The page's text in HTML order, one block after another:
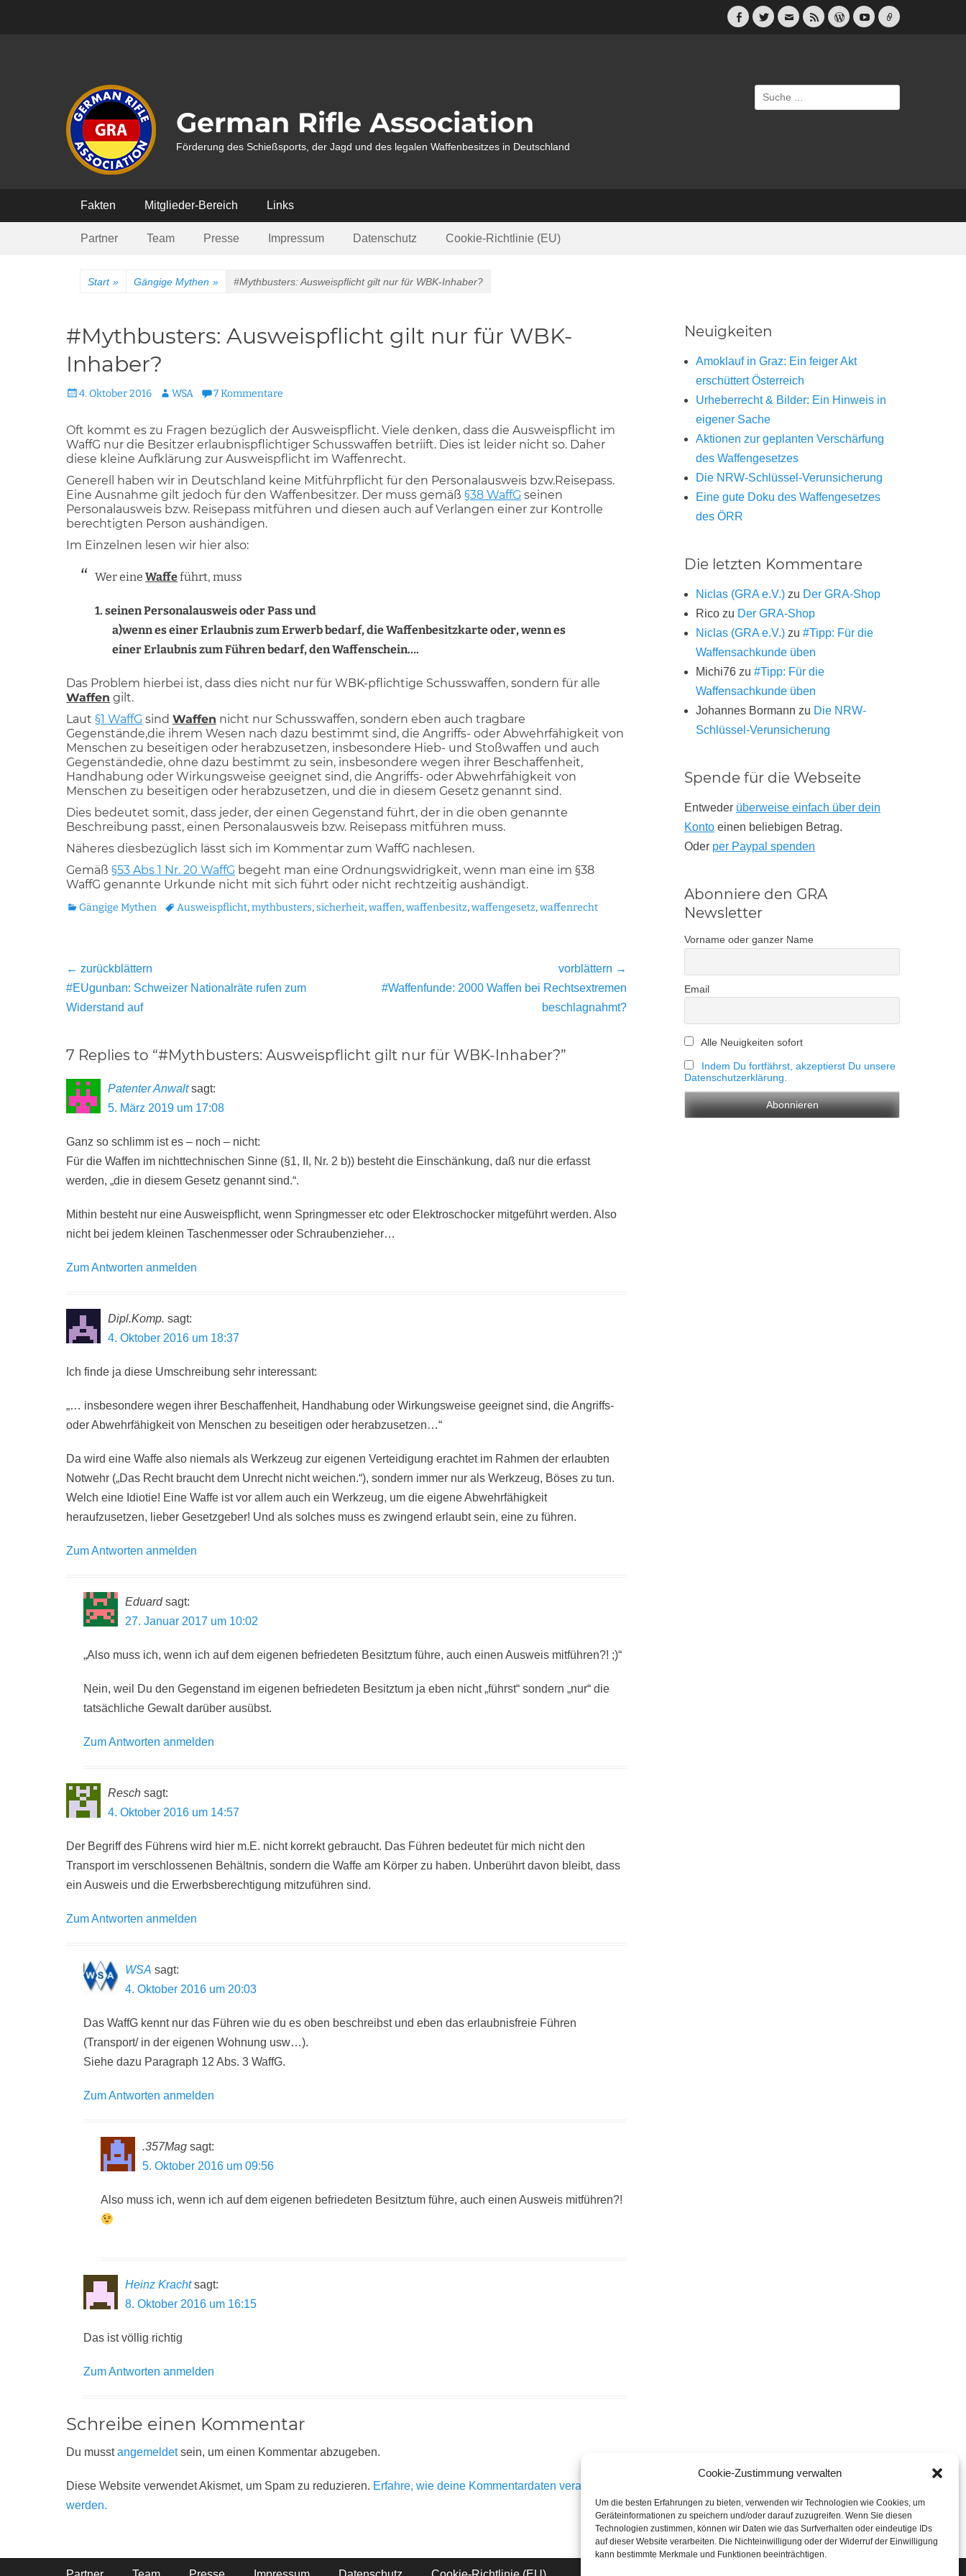
Cookie-Zustimmung verwalten
Um die besten Erfahrungen zu bieten, verwenden wir Technologien wie Cookies, um
Geräteinformationen zu speichern und/oder darauf zuzugreifen. Wenn Sie diesen
Technologien zustimmen, können wir Daten wie das Surfverhalten oder eindeutige IDs
auf dieser Website verarbeiten. Die Nichteinwilligung oder der Widerruf der Einwilligung
kann bestimmte Merkmale und Funktionen beeinträchtigen.
Facebook
Twitter
E-
Feed WordPress
YouTube
Link
German Rifle Association
Förderung des Schießsports, der Jagd und des legalen Waffenbesitzes in Deutschland
Suche
nach:
Hauptmenü
Fakten Mitglieder-Bereich Links
Submenü
Partner Team Presse Impressum Datenschutz Cookie-Richtlinie (EU)
Start » Gängige Mythen » #Mythbusters: Ausweispflicht gilt nur für WBK-Inhaber?
#Mythbusters: Ausweispflicht gilt nur für WBK-
Inhaber?
Veröffentlicht
4. Oktober 2016 Autor
WSA 7 Kommentare
Oft kommt es zu Fragen bezüglich der Ausweispflicht. Viele denken, dass die Ausweispflicht im
WaffG nur die Besitzer erlaubnispflichtiger Schusswaffen betriift. Dies ist leider nicht so. Daher
diese kleine Aufklärung zur Ausweispflicht im Waffenrecht.
Generell haben wir in Deutschland keine Mitführpflicht für den Personalausweis bzw.Reisepass.
Eine Ausnahme gilt jedoch für den Waffenbesitzer. Der muss gemäß §38 WaffG seinen
Personalausweis bzw. Reisepass mitführen und diesen auch auf Verlangen einer zur Kontrolle
berechtigten Person aushändigen.
Im Einzelnen lesen wir hier also:
Wer eine Waffeführt, muss
1. seinen Personalausweis oder Pass und
a)wenn es einer Erlaubnis zum Erwerb bedarf, die Waffenbesitzkarte oder, wenn es
einer Erlaubnis zum Führen bedarf, den Waffenschein….
Das Problem hierbei ist, dass dies nicht nur für WBK-pflichtige Schusswaffen, sondern für alle
Waffen gilt.
Laut §1 WaffG sind Waffen nicht nur Schusswaffen, sondern eben auch tragbare
Gegenstände,die ihrem Wesen nach dazu bestimmt sind, die Angriffs- oder Abwehrfähigkeit von
Menschen zu beseitigen oder herabzusetzen, insbesondere Hieb- und Stoßwaffen und auch
Gegenständedie, ohne dazu bestimmt zu sein, insbesondere wegen ihrer Beschaffenheit,
Handhabung oder Wirkungsweise geeignet sind, die Angriffs- oder Abwehrfähigkeit von
Menschen zu beseitigen oder herabzusetzen, und die in diesem Gesetz genannt sind.
Dies bedeutet somit, dass jeder, der einen Gegenstand führt, der in die oben genannte
Beschreibung passt, einen Personalausweis bzw. Reisepass mitführen muss.
Näheres diesbezüglich lässt sich im Kommentar zum WaffG nachlesen.
Gemäß §53 Abs 1 Nr. 20 WaffG begeht man eine Ordnungswidrigkeit, wenn man eine im §38
WaffG genannte Urkunde nicht mit sich führt oder nicht rechtzeitig aushändigt.
Kategorien
Gängige Mythen TagsAusweispflicht,mythbusters,sicherheit,waffen,waffenbesitz,waffengesetz,waffenrecht
Beitragsnavigation
← zurückblättern
Vorheriger
Beitrag:
#EUgunban: Schweizer Nationalräte rufen zum
Widerstand auf
vorblättern →
Nächster#Waffenfunde: 2000 Waffen bei Rechtsextremen
beschlagnahmt?
7 Replies to “#Mythbusters: Ausweispflicht gilt nur für WBK-Inhaber?”
Patenter Anwalt sagt:
5. März 2019 um 17:08
Ganz so schlimm ist es – noch – nicht:
Für die Waffen im nichttechnischen Sinne (§1, II, Nr. 2 b)) besteht die Einschänkung, daß nur die erfasst
werden, „die in diesem Gesetz genannt sind.“.
Mithin besteht nur eine Ausweispflicht, wenn Springmesser etc oder Elektroschocker mitgeführt werden. Also
nicht bei jedem kleinen Taschenmesser oder Schraubenzieher…
Zum Antworten anmelden
Dipl.Komp. sagt:
4. Oktober 2016 um 18:37
Ich finde ja diese Umschreibung sehr interessant:
„… insbesondere wegen ihrer Beschaffenheit, Handhabung oder Wirkungsweise geeignet sind, die Angriffs-
oder Abwehrfähigkeit von Menschen zu beseitigen oder herabzusetzen…“
Da wird eine Waffe also niemals als Werkzeug zur eigenen Verteidigung erachtet im Rahmen der erlaubten
Notwehr („Das Recht braucht dem Unrecht nicht weichen.“), sondern immer nur als Werkzeug, Böses zu tun.
Welch eine Idiotie! Eine Waffe ist vor allem auch ein Werkzeug, um die eigene Abwehrfähigkeit
heraufzusetzen, lieber Gesetzgeber! Und als solches muss es zwingend erlaubt sein, eine zu führen.
Zum Antworten anmelden
Eduard sagt:
27. Januar 2017 um 10:02
„Also muss ich, wenn ich auf dem eigenen befriedeten Besitztum führe, auch einen Ausweis mitführen?! ;)“
Nein, weil Du den Gegenstand im eigenen befriedeten Besitztum ja eben nicht „führst“ sondern „nur“ die
tatsächliche Gewalt darüber ausübst.
Zum Antworten anmelden
Resch sagt:
4. Oktober 2016 um 14:57
Der Begriff des Führens wird hier m.E. nicht korrekt gebraucht. Das Führen bedeutet für mich nicht den
Transport im verschlossenen Behältnis, sondern die Waffe am Körper zu haben. Unberührt davon bleibt, dass
ein Ausweis und die Erwerbsberechtigung mitzuführen sind.
Zum Antworten anmelden
WSA sagt:
4. Oktober 2016 um 20:03
Das WaffG kennt nur das Führen wie du es oben beschreibst und eben das erlaubnisfreie Führen
(Transport/ in der eigenen Wohnung usw…).
Siehe dazu Paragraph 12 Abs. 3 WaffG.
Zum Antworten anmelden
.357Mag sagt:
5. Oktober 2016 um 09:56
Also muss ich, wenn ich auf dem eigenen befriedeten Besitztum führe, auch einen Ausweis mitführen?!
Heinz Kracht sagt:
8. Oktober 2016 um 16:15
Das ist völlig richtig
Zum Antworten anmelden
Schreibe einen Kommentar
Du musstangemeldetsein, um einen Kommentar abzugeben.
Diese Website verwendet Akismet, um Spam zu reduzieren. Erfahre, wie deine Kommentardaten verarbeitet
werden.
Neuigkeiten
Amoklauf in Graz: Ein feiger Akt
erschüttert Österreich
Urheberrecht & Bilder: Ein Hinweis in
eigener Sache
Aktionen zur geplanten Verschärfung
des Waffengesetzes
Die NRW-Schlüssel-Verunsicherung
Eine gute Doku des Waffengesetzes
des ÖRR
Die letzten Kommentare
Niclas (GRA e.V.) zu Der GRA-Shop
Rico zu Der GRA-Shop
Niclas (GRA e.V.) zu #Tipp: Für die
Waffensachkunde üben
Michi76 zu #Tipp: Für die
Waffensachkunde üben
Johannes Bormann zu Die NRW-
Schlüssel-Verunsicherung
Spende für die Webseite
Entweder überweise einfach über dein
Konto einen beliebigen Betrag.
Oder per Paypal spenden
Abonniere den GRA
Newsletter
Vorname oder ganzer Name
Email
Alle Neuigkeiten sofort
Indem Du fortfährst, akzeptierst Du unsere
Datenschutzerklärung.
Footer-Menü